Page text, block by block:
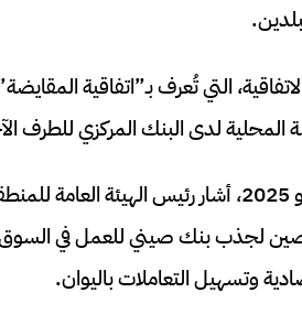
المحلية لدى البنك المركزي للطرف
في مايو 2025، أشار رئيس الهيئة
لجذب بنك صيني للعمل في السوق
وتسهيل التعاملات باليوان.